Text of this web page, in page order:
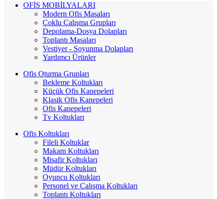
OFİS MOBİLYALARI
Modern Ofis Masaları
Çoklu Çalışma Grupları
Depolama-Dosya Dolapları
Toplantı Masaları
Vestiyer - Soyunma Dolapları
Yardımcı Ürünler
Ofis Oturma Grupları
Bekleme Koltukları
Küçük Ofis Kanepeleri
Klasik Ofis Kanepeleri
Ofis Kanepeleri
Tv Koltukları
Ofis Koltukları
Fileli Koltuklar
Makam Koltukları
Misafir Koltukları
Müdür Koltukları
Oyuncu Koltukları
Personel ve Çalışma Koltukları
Toplantı Koltukları